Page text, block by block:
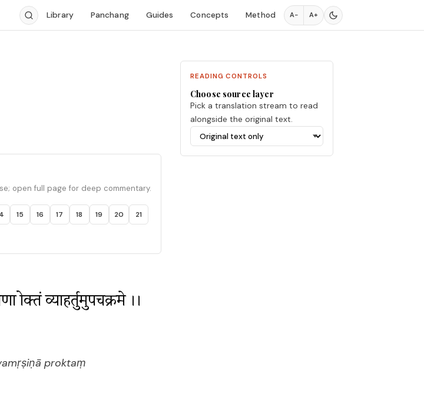
Library Panchang Guides Concepts Method A− A+
open full page for deep commentary.
15 16 17 18 19 20 21
व्याहर्तुमुपचक्रमे ।।
proktaṃ
READING CONTROLS
Choose source layer
Pick a translation stream to read
alongside the original text.